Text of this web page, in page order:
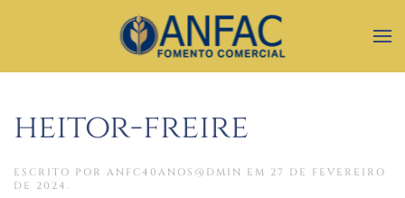
heitor-freire
ESCRITO POR ANFC40ANOS@DMIN EM 27 DE FEVEREIRO
DE 2024 .